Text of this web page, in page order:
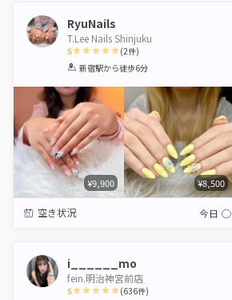
RyuNails
T.Lee Nails Shinjuku
5
1 2 3 4 5
(2件)
新宿駅から徒歩6分
¥9,900 ¥8,500
空き状況 今日 ◯
i______mo
fein.明治神宮前店
5 (636件)